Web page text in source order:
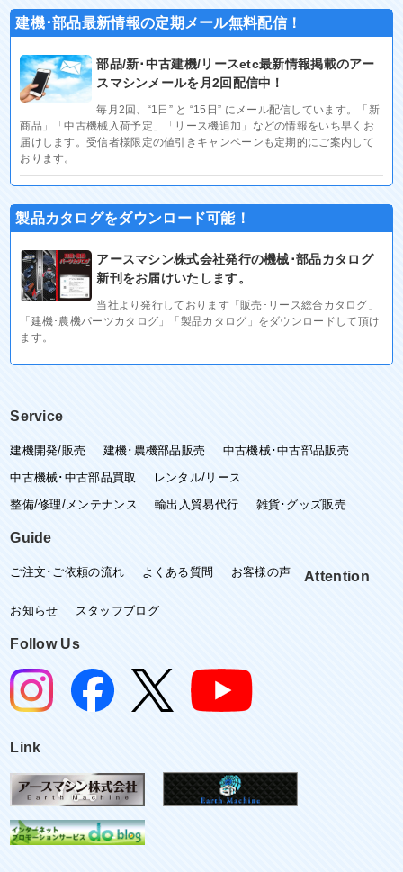
建機･部品最新情報の定期メール無料配信！
部品/新･中古建機/リースetc最新情報掲載のアー
スマシンメールを月2回配信中！
毎月2回、“1日” と “15日” にメール配信しています。「新
商品」「中古機械入荷予定」「リース機追加」などの情報をいち早くお
届けします。受信者様限定の値引きキャンペーンも定期的にご案内して
おります。
製品カタログをダウンロード可能！
アースマシン株式会社発行の機械･部品カタログ
新刊をお届けいたします。
当社より発行しております「販売･リース総合カタログ」
「建機･農機パーツカタログ」「製品カタログ」をダウンロードして頂け
ます。
Service
建機開発/販売 建機･農機部品販売
中古機械･中古部品販売
中古機械･中古部品買取
レンタル/リース
整備/修理/メンテナンス
輸出入貿易代行 雑貨･グッズ販売
Guide
ご注文･ご依頼の流れ よくある質問 お客様の声 Attention
お知らせ スタッフブログ
Follow Us
Link